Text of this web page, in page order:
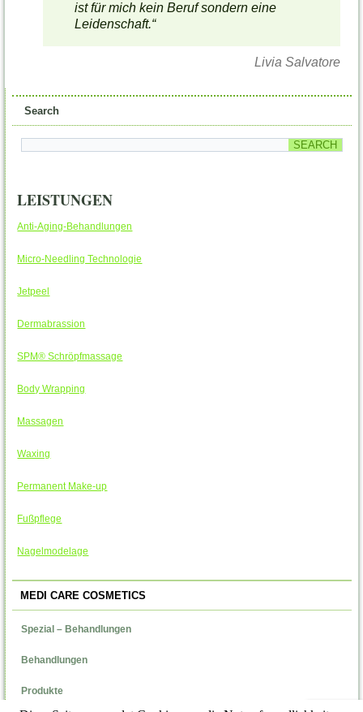
ist für mich kein Beruf sondern eine
Leidenschaft.“
Livia Salvatore
Search
LEISTUNGEN
Anti-Aging-Behandlungen
Micro-Needling Technologie
Jetpeel
Dermabrassion
SPM® Schröpfmassage
Body Wrapping
Massagen
Waxing
Permanent Make-up
Fußpflege
Nagelmodelage
MEDI CARE COSMETICS
Spezial – Behandlungen
Behandlungen
Produkte